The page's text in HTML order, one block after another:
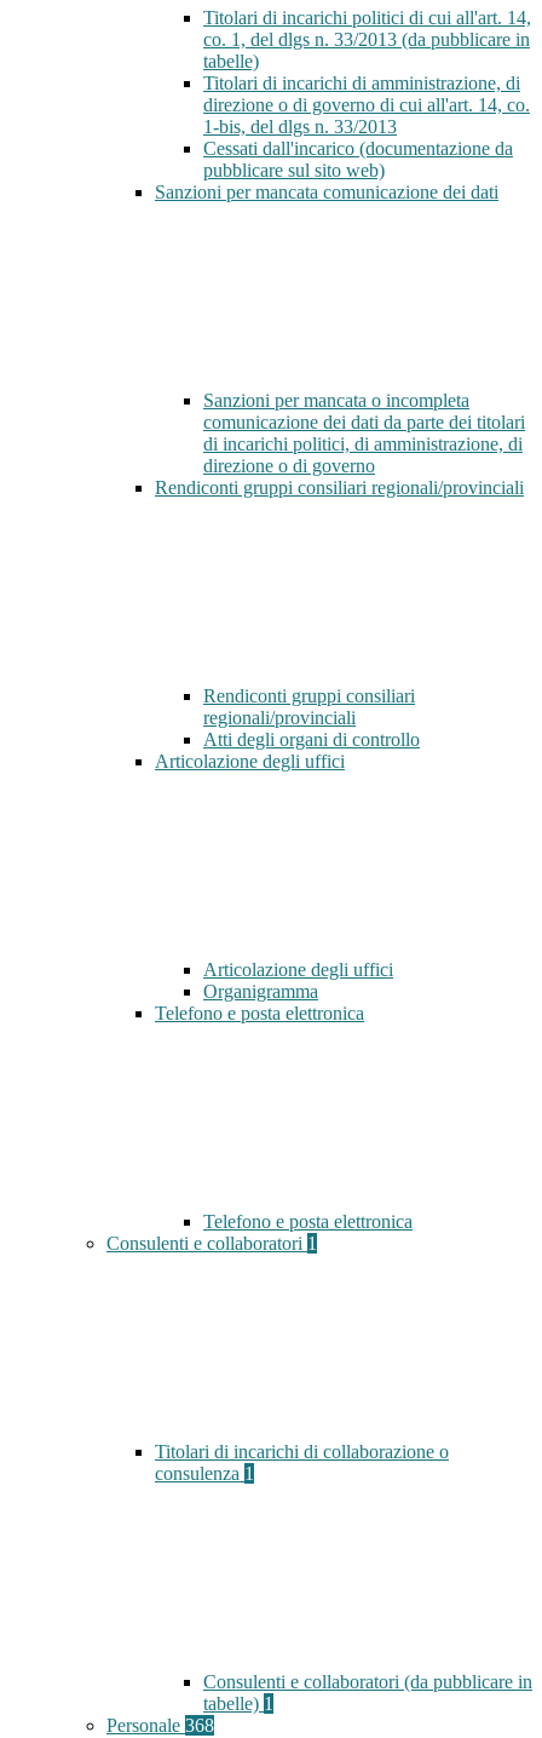
Titolari di incarichi politici di cui all'art. 14,
co. 1, del dlgs n. 33/2013 (da pubblicare in
tabelle)
Titolari di incarichi di amministrazione, di
direzione o di governo di cui all'art. 14, co.
1-bis, del dlgs n. 33/2013
Cessati dall'incarico (documentazione da
pubblicare sul sito web)
Sanzioni per mancata comunicazione dei dati
Sanzioni per mancata o incompleta
comunicazione dei dati da parte dei titolari
di incarichi politici, di amministrazione, di
direzione o di governo
Rendiconti gruppi consiliari regionali/provinciali
Rendiconti gruppi consiliari
regionali/provinciali
Atti degli organi di controllo
Articolazione degli uffici
Articolazione degli uffici
Organigramma
Telefono e posta elettronica
Telefono e posta elettronica
Consulenti e collaboratori 1
Titolari di incarichi di collaborazione o
consulenza 1
Consulenti e collaboratori (da pubblicare in
tabelle) 1
Personale 368